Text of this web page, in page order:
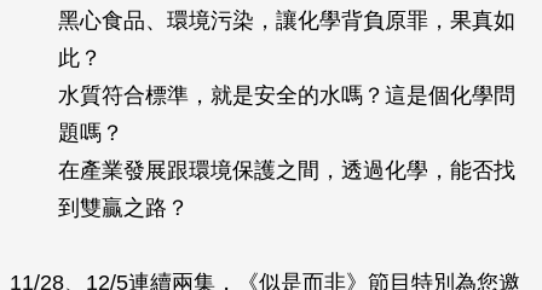
黑心食品、環境污染，讓化學背負原罪，果真如
此？
水質符合標準，就是安全的水嗎？這是個化學問
題嗎？
在產業發展跟環境保護之間，透過化學，能否找
到雙贏之路？
11/28、12/5連續兩集，《似是而非》節目特別為您邀